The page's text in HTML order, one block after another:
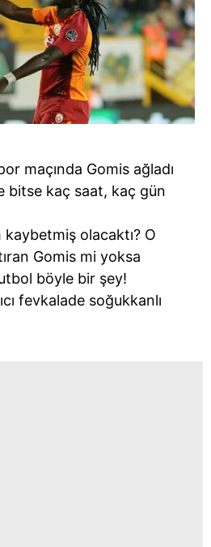
maçında Gomis ağladı
bitse kaç saat, kaç gün
olacaktı? O
Gomis mi yoksa
böyle bir şey!
fevkalade soğukkanlı